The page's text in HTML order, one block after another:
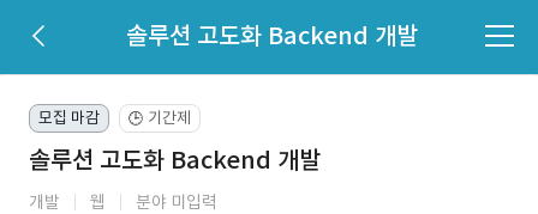
솔루션 고도화 Backend 개발
모집 마감 🕒 기간제
솔루션 고도화 Backend 개발
개발 웹 분야 미입력